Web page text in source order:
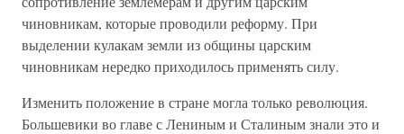
чиновникам, которые проводили реформу. При
выделении кулакам земли из общины царским
чиновникам нередко приходилось применять силу.
Изменить положение в стране могла только революция.
Большевики во главе с Лениным и Сталиным знали это и